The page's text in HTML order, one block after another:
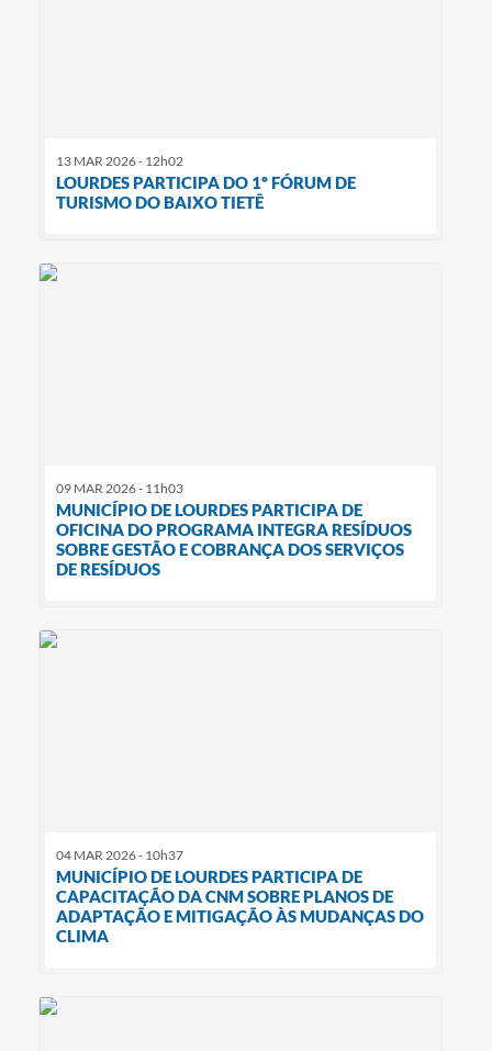
13 MAR 2026 - 12h02
LOURDES PARTICIPA DO 1º FÓRUM DE
TURISMO DO BAIXO TIETÊ
09 MAR 2026 - 11h03
MUNICÍPIO DE LOURDES PARTICIPA DE
OFICINA DO PROGRAMA INTEGRA RESÍDUOS
SOBRE GESTÃO E COBRANÇA DOS SERVIÇOS
DE RESÍDUOS
04 MAR 2026 - 10h37
MUNICÍPIO DE LOURDES PARTICIPA DE
CAPACITAÇÃO DA CNM SOBRE PLANOS DE
ADAPTAÇÃO E MITIGAÇÃO ÀS MUDANÇAS DO
CLIMA